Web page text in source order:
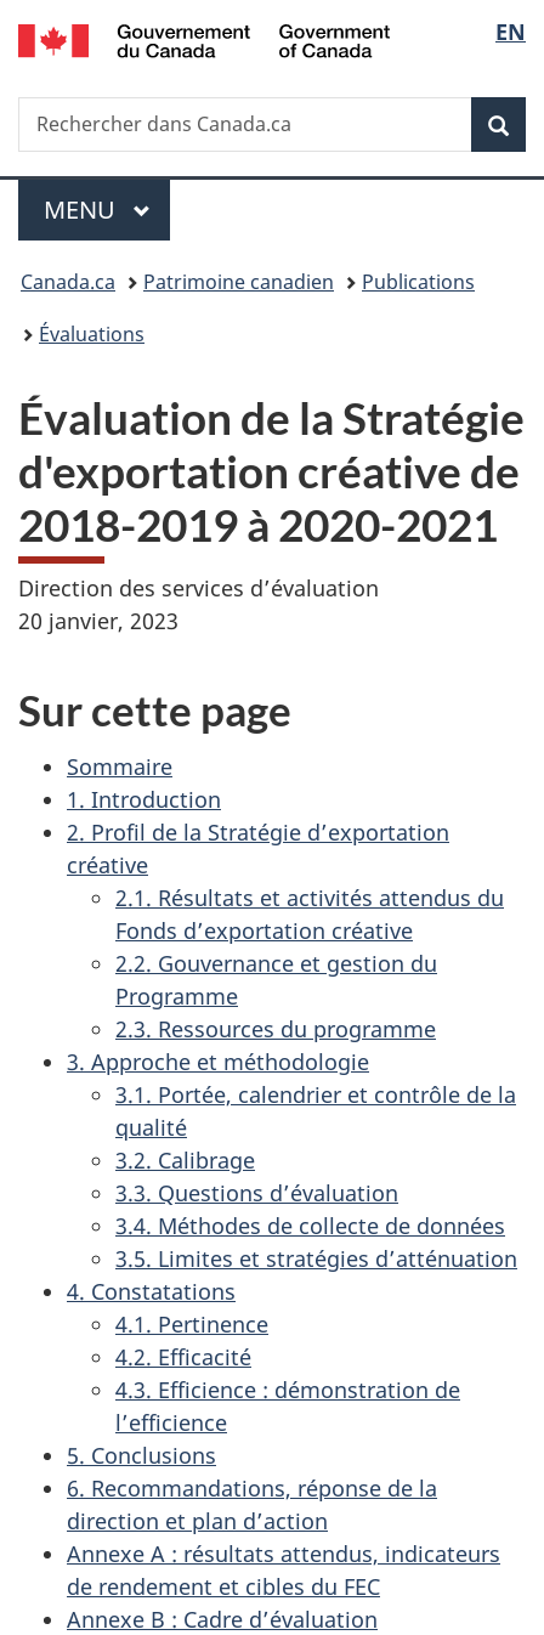
Passer
au
principal
Passer
à
Au
du
Passer
à
version
simplifiée
de
la
EN
Recherche
Rechercher
dans
Menu
MENU PRINCIPAL
Vous
êtes
Canada.ca Patrimoine canadien
Publications
Évaluations
Évaluation de la Stratégie
d'exportation créative de
2018-2019 à 2020-2021
Direction des services d’évaluation
20 janvier, 2023
Sur cette page
Sommaire
1. Introduction
2. Profil de la Stratégie d’exportation
créative
2.1. Résultats et activités attendus du
Fonds d’exportation créative
2.2. Gouvernance et gestion du
Programme
2.3. Ressources du programme
3. Approche et méthodologie
3.1. Portée, calendrier et contrôle de la
qualité
3.2. Calibrage
3.3. Questions d’évaluation
3.4. Méthodes de collecte de données
3.5. Limites et stratégies d’atténuation
4. Constatations
4.1. Pertinence
4.2. Efficacité
4.3. Efficience : démonstration de
l’efficience
5. Conclusions
6. Recommandations, réponse de la
direction et plan d’action
Annexe A : résultats attendus, indicateurs
de rendement et cibles du FEC
Annexe B : Cadre d’évaluation